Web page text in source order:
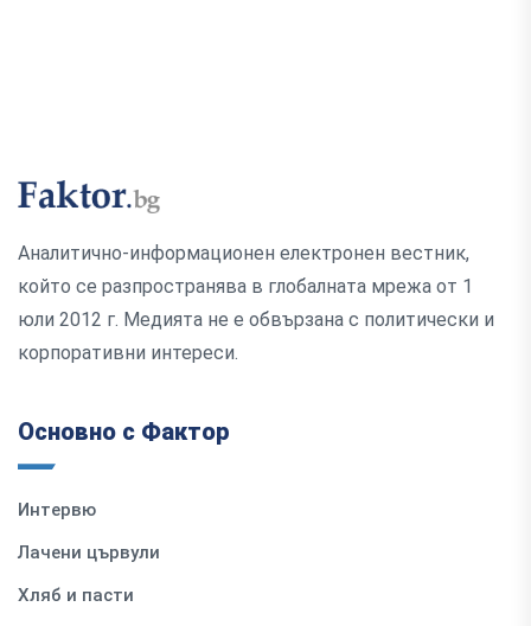
Аналитично-информационен електронен вестник,
който се разпространява в глобалната мрежа от 1
юли 2012 г. Медията не е обвързана с политически и
корпоративни интереси.
Основно с Фактор
Интервю
Лачени цървули
Хляб и пасти